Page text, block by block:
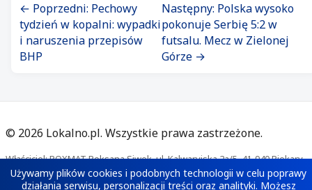
← Poprzedni: Pechowy
tydzień w kopalni: wypadki
i naruszenia przepisów
BHP
Następny: Polska wysoko
pokonuje Serbię 5:2 w
futsalu. Mecz w Zielonej
Górze →
© 2026 Lokalno.pl. Wszystkie prawa zastrzeżone.
Właściciel: ROXMAT Roksana Siwek, ul. Kalwaryjska 2a/5, 41-940 Piekary
Śląskie. Kontakt:redakcja@lokalno.pl
Używamy plików cookies i podobnych technologii w celu poprawy
działania serwisu, personalizacji treści oraz analityki. Możesz